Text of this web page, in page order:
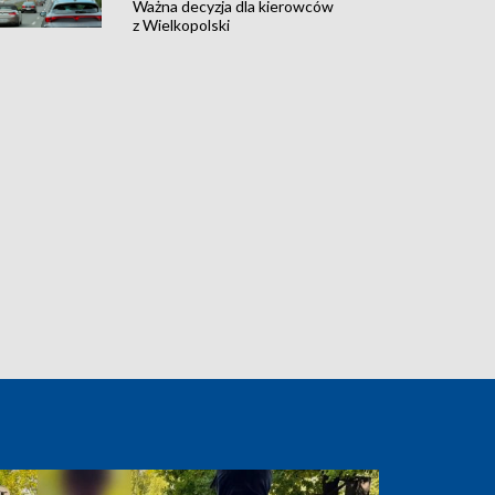
Ważna decyzja dla kierowców
z Wielkopolski